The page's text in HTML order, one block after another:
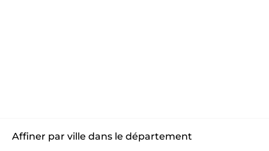
Affiner par ville dans le département